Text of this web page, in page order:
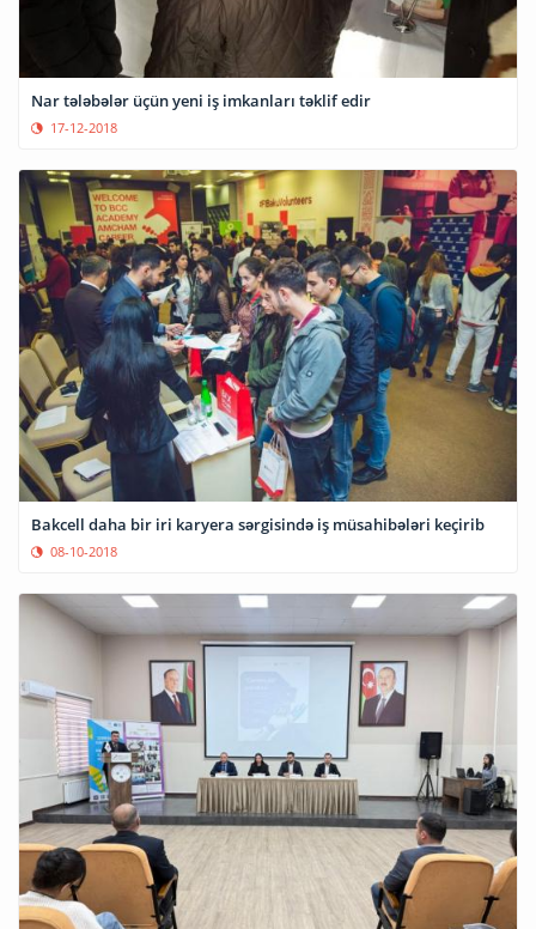
Nar tələbələr üçün yeni iş imkanları təklif edir
17-12-2018
Bakcell daha bir iri karyera sərgisində iş müsahibələri keçirib
08-10-2018